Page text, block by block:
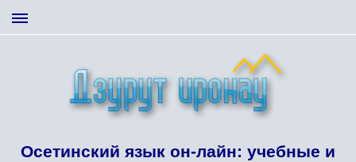
Осетинский язык он-лайн: учебные и